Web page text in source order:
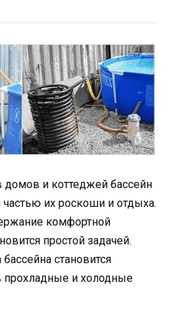
и коттеджей бассейн
их роскоши и отдыха.
комфортной
простой задачей.
становится
прохладные и холодные